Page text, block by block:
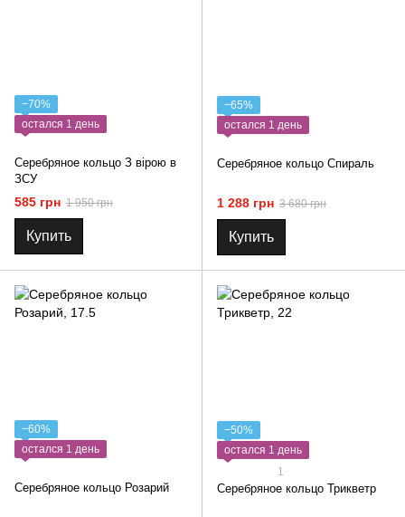
−70%
остался 1 день
Серебряное кольцо З вірою в
ЗСУ
585 грн 1 950 грн
Купить
−65%
остался 1 день
Серебряное кольцо Спираль
1 288 грн 3 680 грн
Купить
−60%
остался 1 день
Серебряное кольцо Розарий
−50%
остался 1 день
1
Серебряное кольцо Трикветр